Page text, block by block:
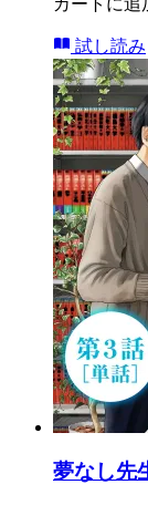
試し読み
夢なし先